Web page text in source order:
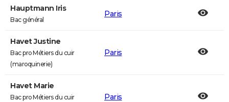
Hauptmann Iris
Bac général
Paris
Havet Justine
Bac pro Métiers du cuir
(maroquinerie)
Paris
Havet Marie
Bac pro Métiers du cuir
Paris